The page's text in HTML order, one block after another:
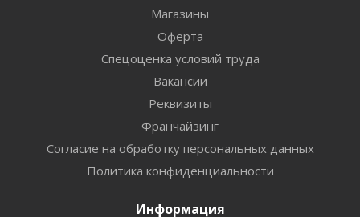
Магазины
Оферта
Спецоценка условий труда
Вакансии
Реквизиты
Франчайзинг
Согласие на обработку персональных данных
Политика конфиденциальности
Информация